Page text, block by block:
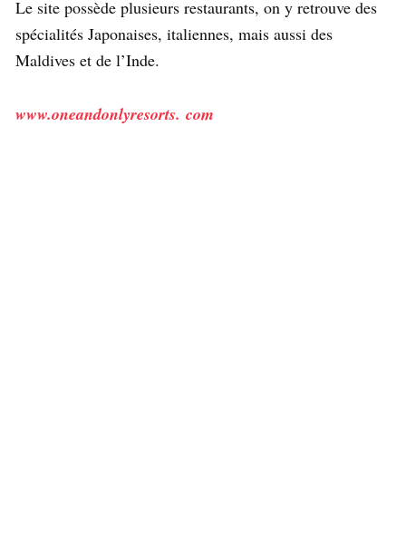
Le site possède plusieurs restaurants, on y retrouve des
spécialités Japonaises, italiennes, mais aussi des
Maldives et de l’Inde.
www.oneandonlyresorts. com